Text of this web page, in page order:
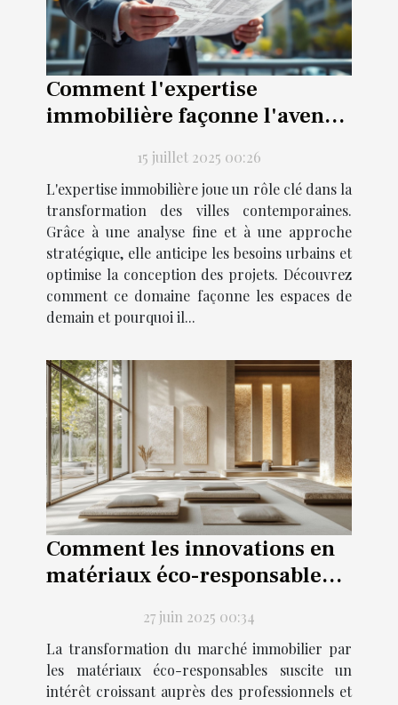
Comment l'expertise
immobilière façonne l'avenir
15 juillet 2025 00:26
L'expertise immobilière joue un rôle clé dans la
transformation des villes contemporaines.
Grâce à une analyse fine et à une approche
stratégique, elle anticipe les besoins urbains et
optimise la conception des projets. Découvrez
comment ce domaine façonne les espaces de
demain et pourquoi il...
Comment les innovations en
matériaux éco-responsables
immobilier ?27 juin 2025 00:34
La transformation du marché immobilier par
les matériaux éco-responsables suscite un
intérêt croissant auprès des professionnels et